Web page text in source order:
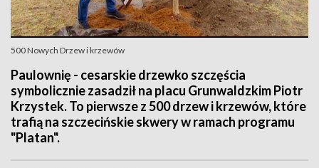
500 Nowych Drzew i krzewów
Paulownię - cesarskie drzewko szczęścia
symbolicznie zasadził na placu Grunwaldzkim Piotr
Krzystek. To pierwsze z 500 drzew i krzewów, które
trafią na szczecińskie skwery w ramach programu
"Platan".